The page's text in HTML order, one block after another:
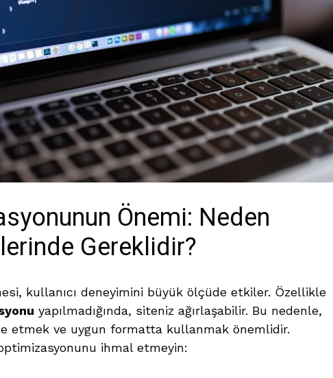
Önemi: Neden
Gereklidir?
kullanıcı deneyimini büyük ölçüde etkiler. Özellikle
yapılmadığında, siteniz ağırlaşabilir. Bu nedenle,
etmek ve uygun formatta kullanmak önemlidir.
ihmal etmeyin: